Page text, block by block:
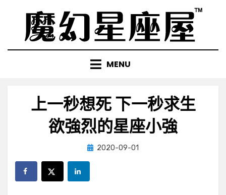
content
MENU
上一秒想死 下一秒求生
欲強烈的星座小強
by小編
Posted
2020-09-01